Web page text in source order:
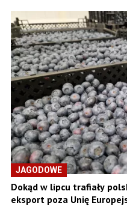
JAGODOWE
Dokąd w lipcu trafiały
eksport poza Unię